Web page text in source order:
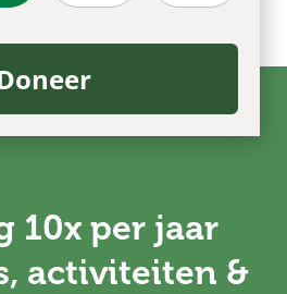
10x per jaar
activiteiten &